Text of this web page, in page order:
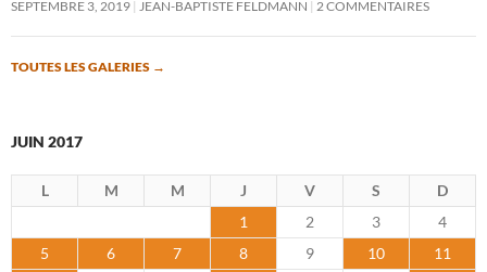
SEPTEMBRE 3, 2019 JEAN-BAPTISTE FELDMANN 2 COMMENTAIRES
TOUTES LES GALERIES →
JUIN 2017
L M M J V S
D
1
2 3
4
5
6 7 8 9 10
11